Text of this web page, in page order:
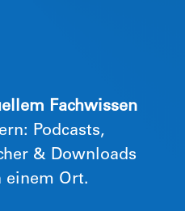
Fachwissen
Podcasts,
& Downloads
einem Ort.